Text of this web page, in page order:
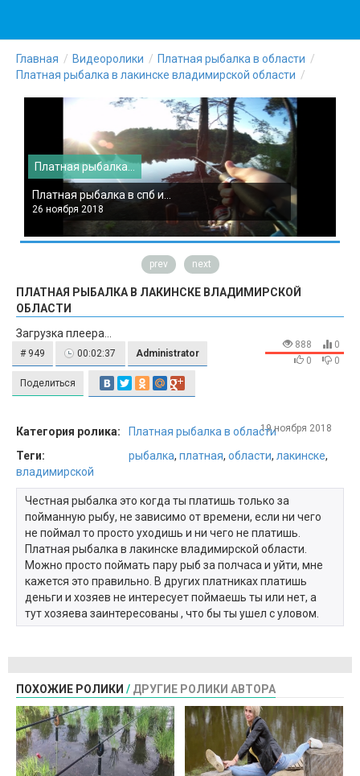
Главная Видеоролики
Платная рыбалка в области
Платная рыбалка в лакинске владимирской области
Платная рыбалка...
Платная рыбалка в спб и...
26 ноября 2018
prev next
ПЛАТНАЯ РЫБАЛКА В ЛАКИНСКЕ ВЛАДИМИРСКОЙ
ОБЛАСТИ
Загрузка плеера...
# 949 00:02:37 Administrator
Поделиться
888
0
0
0
Категория ролика:
Платная рыбалка в области
Теги:
рыбалка, платная, области, лакинске,
владимирской
Честная рыбалка это когда ты платишь только за
пойманную рыбу, не зависимо от времени, если ни чего
не поймал то просто уходишь и ни чего не платишь.
Платная рыбалка в лакинске владимирской области.
Можно просто поймать пару рыб за полчаса и уйти, мне
кажется это правильно. В других платниках платишь
деньги и хозяев не интересует поймаешь ты или нет, а
тут хозяева заинтересованы , что бы ты ушел с уловом.
19 ноября 2018
ПОХОЖИЕ РОЛИКИ / ДРУГИЕ РОЛИКИ АВТОРА